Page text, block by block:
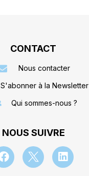
CONTACT
Nous contacter
S'abonner à la Newsletter
Qui sommes-nous ?
NOUS SUIVRE